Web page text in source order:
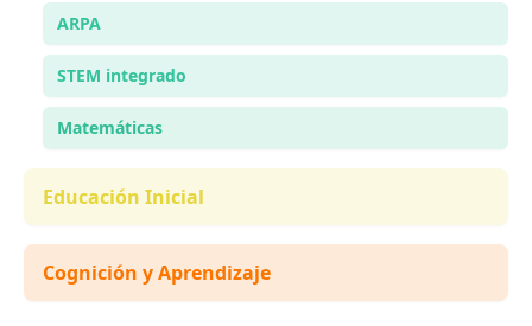
ARPA
STEM integrado
Matemáticas
Educación Inicial
Cognición y Aprendizaje